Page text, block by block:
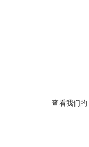
查看我们的